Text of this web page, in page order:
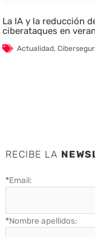
La IA y la reducción
ciberataques en
Actualidad,
RECIBE LA
*Email:
*Nombre apellidos: